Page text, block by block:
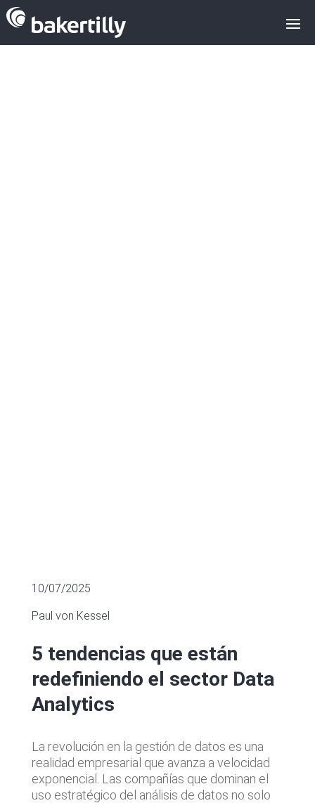
10/07/2025
Paul von Kessel
5 tendencias que están
redefiniendo el sector Data
Analytics
La revolución en la gestión de datos es una
realidad empresarial que avanza a velocidad
exponencial. Las compañías que dominan el
uso estratégico del análisis de datos no solo